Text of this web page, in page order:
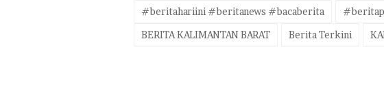
#beritahariini #beritanews #bacaberita
BERITA KALIMANTAN BARAT
Berita Terkini